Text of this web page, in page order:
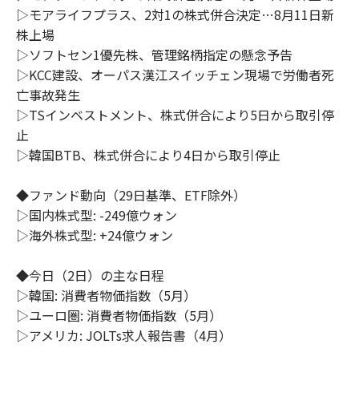
▷モアライフプラス、2対1の株式併合決定…8月11日新
株上場
▷ソフトセン1優先株、管理銘柄指定の懸念予告
▷KCC建設、オーパス漢江スイッチェン現場で労働者死
亡事故発生
▷TSインベストメント、株式併合により5日から取引停
止
▷韓国BTB、株式併合により4日から取引停止
◆ファンド動向（29日基準、ETF除外）
▷国内株式型: -249億ウォン
▷海外株式型: +24億ウォン
◆今日（2日）の主な日程
▷韓国: 消費者物価指数（5月）
▷ユーロ圏: 消費者物価指数（5月）
▷アメリカ: JOLTs求人報告書（4月）